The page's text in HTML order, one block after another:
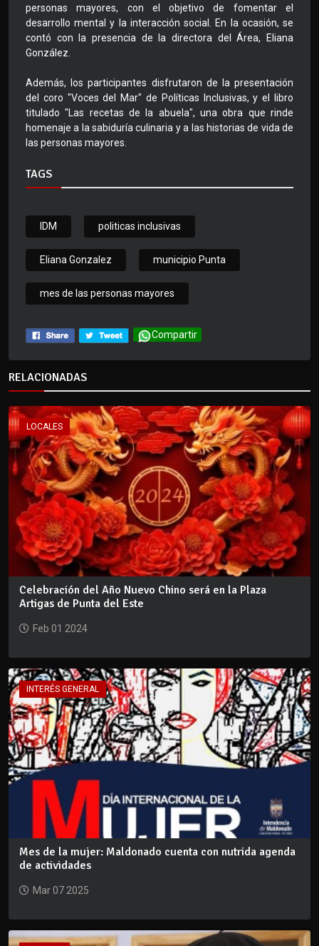
personas mayores, con el objetivo de fomentar el
desarrollo mental y la interacción social. En la ocasión, se
contó con la presencia de la directora del Área, Eliana
González.
Además, los participantes disfrutaron de la presentación
del coro "Voces del Mar" de Políticas Inclusivas, y el libro
titulado "Las recetas de la abuela", una obra que rinde
homenaje a la sabiduría culinaria y a las historias de vida de
las personas mayores.
TAGS
IDM politicas inclusivas
Eliana Gonzalez municipio Punta
mes de las personas mayores
Compartir
RELACIONADAS
LOCALES
Celebración del Año Nuevo Chino será en la Plaza
Artigas de Punta del Este
Feb 01 2024
INTERÉS GENERAL
Mes de la mujer: Maldonado cuenta con nutrida agenda
de actividades
Mar 07 2025